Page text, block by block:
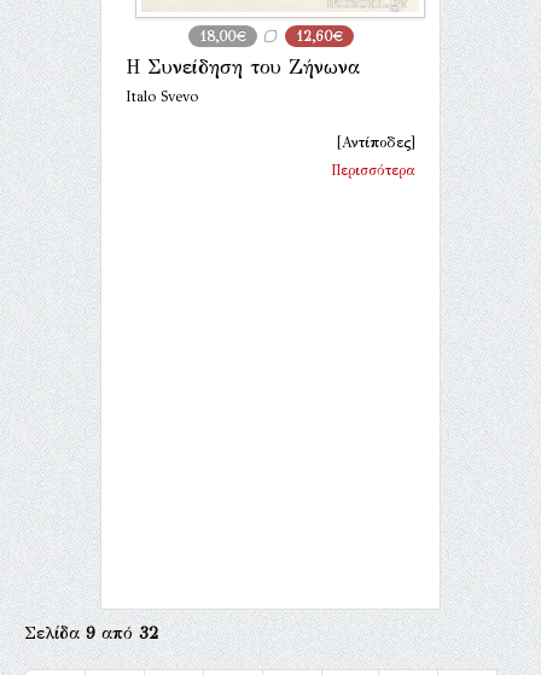
18,00€ 12,60€
Η Συνείδηση του Ζήνωνα
Italo Svevo
[Αντίποδες]
Περισσότερα
Σελίδα9από32